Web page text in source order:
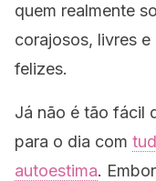
quem realmente
corajosos, livres
felizes.
Já não é tão fácil
para o dia com
autoestima.